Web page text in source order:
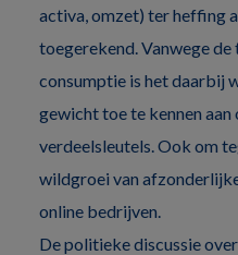
activa, omzet) ter heffing
toegerekend. Vanwege de
consumptie is het daarbij
gewicht toe te kennen
verdeelsleutels. Ook om
wildgroei van
online bedrijven.
De politieke discussie